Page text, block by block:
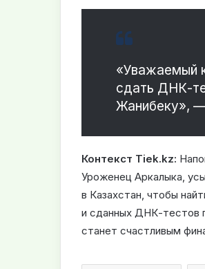
«Уважаемый
сдать ДНК-
Жанибеку», —
Контекст Tiek.kz:
Уроженец Аркалыка,
в Казахстан, чтобы
и сданных ДНК-тестов
станет счастливым